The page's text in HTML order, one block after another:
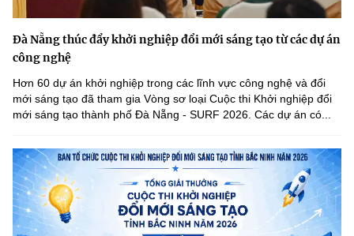
Đà Nẵng thúc đẩy khởi nghiệp đổi mới sáng tạo từ các dự án
công nghệ
Hơn 60 dự án khởi nghiệp trong các lĩnh vực công nghệ và đổi
mới sáng tạo đã tham gia Vòng sơ loại Cuộc thi Khởi nghiệp đổi
mới sáng tạo thành phố Đà Nẵng - SURF 2026. Các dự án có...